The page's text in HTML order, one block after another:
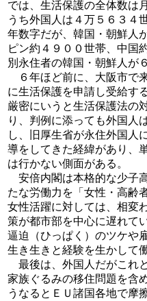
では、生活保護の全体数は
うち外国人は４万５６３４
年数字だが、韓国・朝鮮人
ピン約４９００世帯、中国
別永住者の韓国・朝鮮人が
６年ほど前に、大阪市で
に生活保護を申請し受給す
厳密にいうと生活保護法の
り、判例に添っても外国人
し、旧厚生省が永住外国人
導をしてきた経緯があり、
は行かない側面がある。
安倍内閣は本格的な少子
たな労働力を「女性・高齢
女性活躍に対しては、相変
策が都市部を中心に遅れて
逼迫（ひっぱく）のツケや
生き生きと経験を生かして
最後は、外国人だがこれ
家族ぐるみの移住問題を含
うなるとＥＵ諸国各地で摩